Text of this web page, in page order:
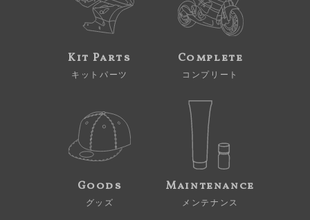
Kit Parts
キットパーツ
Complete
コンプリート
Goods
グッズ
Maintenance
メンテナンス